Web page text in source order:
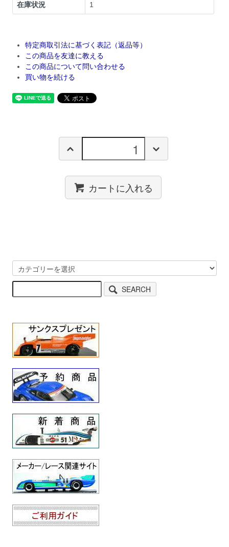
在庫状況 1
特定商取引法に基づく表記（返品等）
この商品を友達に教える
この商品について問い合わせる
買い物を続ける
カートに入れる
SEARCH